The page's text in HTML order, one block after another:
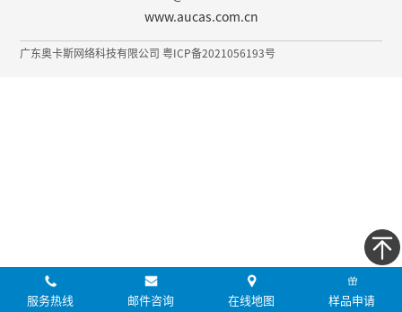
www.aucas.com.cn
广东奥卡斯网络科技有限公司 粤ICP备2021056193号
服务热线 邮件咨询 在线地图 样品申请